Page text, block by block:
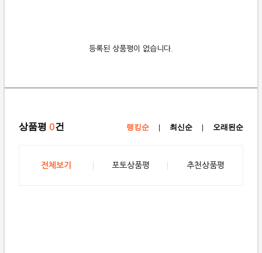
등록된 상품평이 없습니다.
상품평 0건 랭킹순 | 최신순 | 오래된순
전체보기 포토상품평 추천상품평